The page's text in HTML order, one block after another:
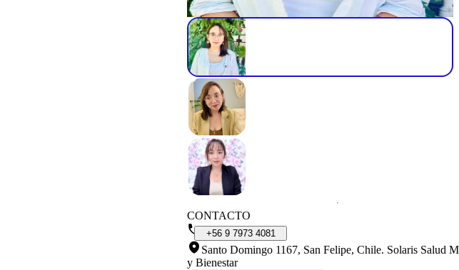
CONTACTO
+56 9 7973 4081
Santo Domingo 1167, San Felipe, Chile. Solaris Salud
y Bienestar